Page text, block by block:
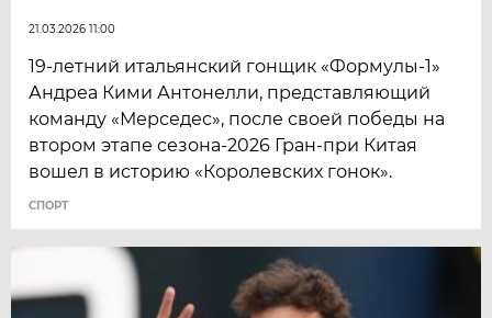
21.03.2026 11:00
19-летний итальянский гонщик «Формулы-1»
Андреа Кими Антонелли, представляющий
команду «Мерседес», после своей победы на
втором этапе сезона-2026 Гран-при Китая
вошел в историю «Королевских гонок».
СПОРТ